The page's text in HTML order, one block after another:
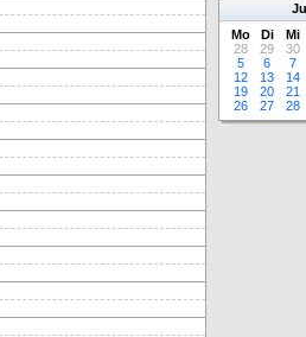
Mo
Di Mi
28
29 30
5
6 7
12
13 14
19
20 21
26
27 28